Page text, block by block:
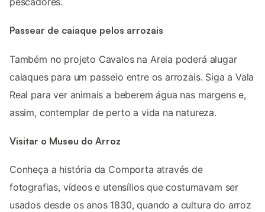
Passear de caiaque pelos arrozais
Também no projeto Cavalos na Areia poderá alugar
caiaques para um passeio entre os arrozais. Siga a Vala
Real para ver animais a beberem água nas margens e,
assim, contemplar de perto a vida na natureza.
Visitar o Museu do Arroz
Conheça a história da Comporta através de
fotografias, vídeos e utensílios que costumavam ser
usados desde os anos 1830, quando a cultura do arroz